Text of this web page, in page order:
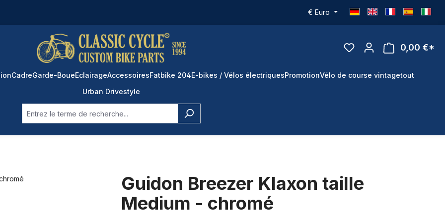
€ Euro
0,00 €*
CadreGarde-BoueEclairageAccessoiresFatbike 204E-bikes / Vélos électriquesPromotionVélo de course vintagetout
Urban Drivestyle
Guidon Breezer Klaxon taille
Medium - chromé